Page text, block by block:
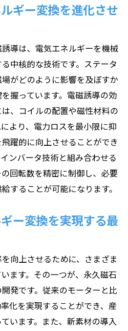
ギー変換を進化させ
導は、電気エネルギーを機械
中核的な技術です。ステータ
がどのように影響を及ぼすか
握っています。電磁誘導の効
、コイルの配置や磁性材料の
より、電力ロスを最小限に抑
躍的に向上させることができ
ンバータ技術と組み合わせる
回転数を精密に制御し、必要
することが可能になります。
ー変換を実現する最
向上させるために、さまざま
ます。その一つが、永久磁石
発です。従来のモーターと比
化を実現することができ、産
います。また、新素材の導入